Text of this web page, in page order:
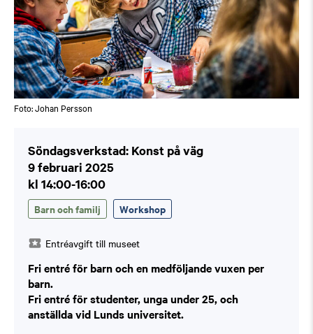
Foto: Johan Persson
Söndagsverkstad: Konst på väg
9 februari 2025
kl 14:00-16:00
Barn och familj Workshop
Entréavgift till museet
Fri entré för barn och en medföljande vuxen per
barn.
Fri entré för studenter, unga under 25, och
anställda vid Lunds universitet.